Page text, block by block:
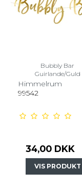
Bubbly Bar
Guirlande/Guld
Himmelrum
99542
34,00 DKK
VIS PRODUKT